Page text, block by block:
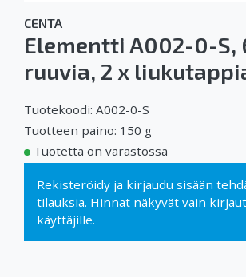
CENTA
Elementti A002-0-S,
ruuvia, 2 x
Tuotekoodi: A002-0-S
Tuotteen paino: 150 g
Tuotetta on varastossa
Rekisteröidy ja kirjaudu sisään
tilauksia. Hinnat näkyvät vain
käyttäjille.